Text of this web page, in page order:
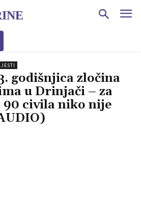
godišnjica zločina
u Drinjači – za
90 civila niko nije